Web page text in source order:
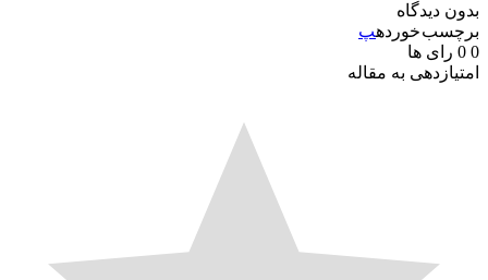
دیدگاه
خوردهپ
رای ها
به مقاله